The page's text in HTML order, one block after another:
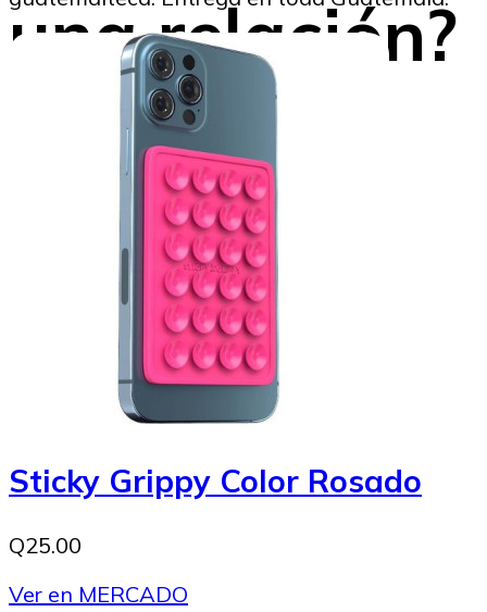
una relación?
Marysabel Aldana
Sticky Grippy Color Rosado
Q25.00
Ver en MERCADO